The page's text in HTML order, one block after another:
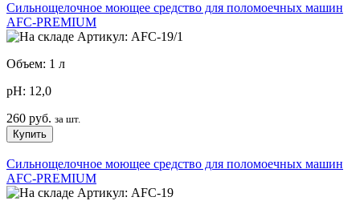
Сильнощелочное моющее средство для поломоечных машин
AFC-PREMIUM
Артикул: AFC-19/1
Объем: 1 л
pH: 12,0
260 руб. за шт.
Сильнощелочное моющее средство для поломоечных машин
AFC-PREMIUM
Артикул: AFC-19